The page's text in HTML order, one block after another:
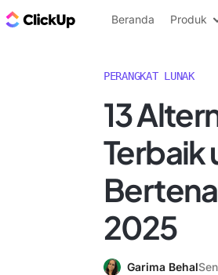
Blog ClickUp
Beranda Produk
PERANGKAT LUNAK
13
2025
Garima Behal